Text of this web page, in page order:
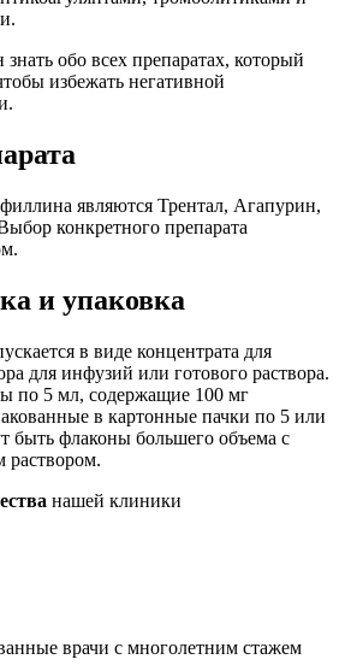
обо всех препаратах, который
избежать негативной
являются Трентал, Агапурин,
конкретного препарата
и упаковка
в виде концентрата для
для инфузий или готового раствора.
по 5 мл, содержащие 100 мг
в картонные пачки по 5 или
быть флаконы большего объема с
раствором.
нашей клиники
врачи с многолетним стажем